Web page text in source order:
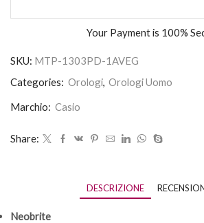
Your Payment is 100%
SKU: MTP-1303PD-1AVEG
Categories: Orologi, Orologi Uomo
Marchio: Casio
Share:
DESCRIZIONE
Neobrite